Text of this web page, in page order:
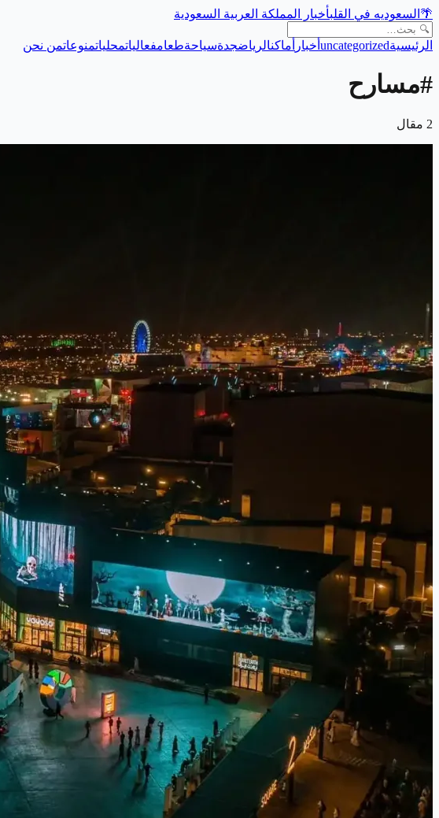
🌴 السعوديه في القلبأخبار المملكة العربية السعودية
الرئيسيةuncategorized أخبار أماكنالرياضجدةسياحةطعامفعالياتمحلياتمنوعاتمن نحن
#مسارح
2 مقال